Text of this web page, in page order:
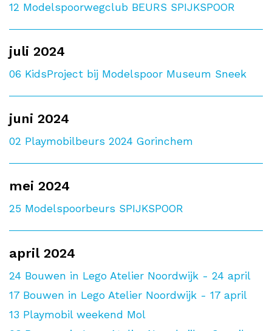
12 Modelspoorwegclub BEURS SPIJKSPOOR
juli 2024
06 KidsProject bij Modelspoor Museum Sneek
juni 2024
02 Playmobilbeurs 2024 Gorinchem
mei 2024
25 Modelspoorbeurs SPIJKSPOOR
april 2024
24 Bouwen in Lego Atelier Noordwijk - 24 april
17 Bouwen in Lego Atelier Noordwijk - 17 april
13 Playmobil weekend Mol